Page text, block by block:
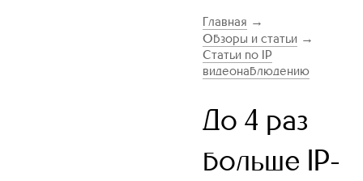
Главная →
Обзоры и статьи →
Статьи по IP
видеонаблюдению
До 4 раз
больше IP-